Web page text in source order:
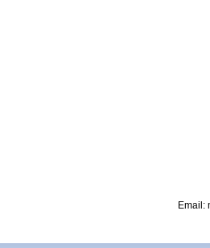
Email: